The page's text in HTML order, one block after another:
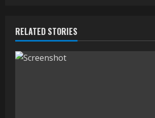
RELATED STORIES